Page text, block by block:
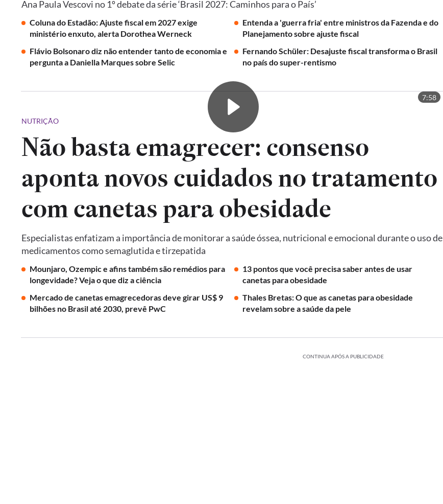
Ana Paula Vescovi no 1º debate da série ‘Brasil 2027: Caminhos para o País’
Coluna do Estadão: Ajuste fiscal em 2027 exige
ministério enxuto, alerta Dorothea Werneck
Entenda a 'guerra fria' entre ministros da Fazenda e do
Planejamento sobre ajuste fiscal
Flávio Bolsonaro diz não entender tanto de economia e
pergunta a Daniella Marques sobre Selic
Fernando Schüler: Desajuste fiscal transforma o Brasil
no país do super-rentismo
7:58
NUTRIÇÃO
Não basta emagrecer: consenso
aponta novos cuidados no tratamento
com canetas para obesidade
Especialistas enfatizam a importância de monitorar a saúde óssea, nutricional e emocional durante o uso de
medicamentos como semaglutida e tirzepatida
Mounjaro, Ozempic e afins também são remédios para
longevidade? Veja o que diz a ciência
13 pontos que você precisa saber antes de usar
canetas para obesidade
Mercado de canetas emagrecedoras deve girar US$ 9
bilhões no Brasil até 2030, prevê PwC
Thales Bretas: O que as canetas para obesidade
revelam sobre a saúde da pele
CONTINUA APÓS A PUBLICIDADE